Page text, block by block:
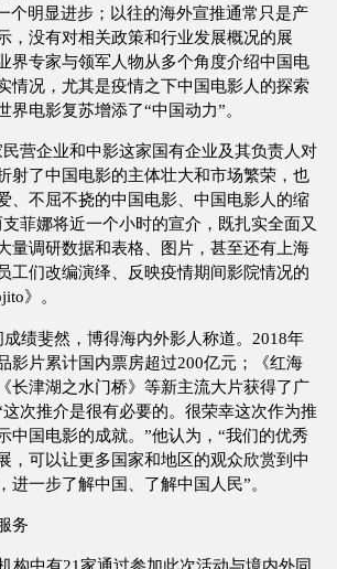
个明显进步；以往的海外宣推通常只是产
，没有对相关政策和行业发展概况的展
界专家与领军人物从多个角度介绍中国电
情况，尤其是疫情之下中国电影人的探索
界电影复苏增添了“中国动力”。
营企业和中影这家国有企业及其负责人对
射了中国电影的主体壮大和市场繁荣，也
、不屈不挠的中国电影、中国电影人的缩
菲娜将近一个小时的宣介，既扎实全面又
量调研数据和表格、图片，甚至还有上海
工们改编演绎、反映疫情期间影院情况的
》。
绩斐然，博得海内外影人称道。2018年
影片累计国内票房超过200亿元；《红海
长津湖之水门桥》等新主流大片获得了广
次推介是很有必要的。很荣幸这次作为推
中国电影的成就。”他认为，“我们的优秀
，可以让更多国家和地区的观众欣赏到中
进一步了解中国、了解中国人民”。
务
构中有21家通过参加此次活动与境内外同